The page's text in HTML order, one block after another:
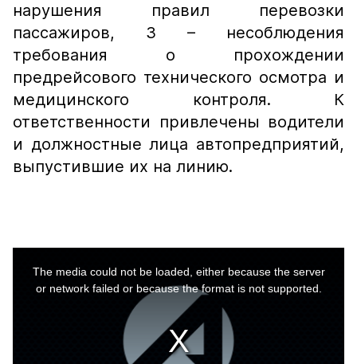
нарушения правил перевозки
пассажиров, 3 – несоблюдения
требования о прохождении
предрейсового технического осмотра и
медицинского контроля. К
ответственности привлечены водители
и должностные лица автопредприятий,
выпустившие их на линию.
The media could not be loaded, either because the server
or network failed or because the format is not supported.